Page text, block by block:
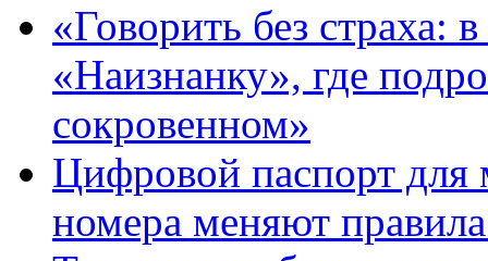
«Говорить без страха:
«Наизнанку», где
сокровенном»
Цифровой паспорт для
номера меняют